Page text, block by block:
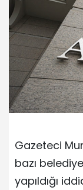
Gazeteci
bazı
yapıldığı